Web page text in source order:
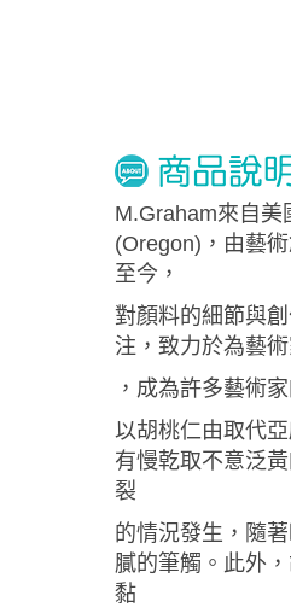
M.Graham來自美
(Oregon)，由藝
至今，
對顏料的細節與
注，致力於為藝
，成為許多藝術
以胡桃仁由取代
有慢乾取不意泛
裂
的情況發生，隨
膩的筆觸。此外
黏